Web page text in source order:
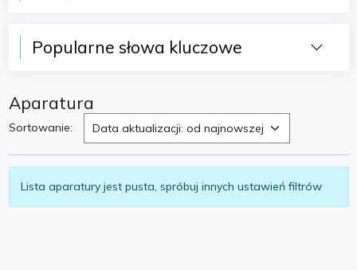
Popularne słowa kluczowe
Aparatura
Sortowanie: Data aktualizacji: od najnowszej
Lista aparatury jest pusta, spróbuj innych ustawień filtrów